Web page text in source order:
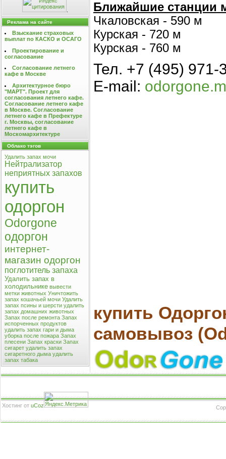
Реклама на сайте
Взыскание страховых
выплат по КАСКО и ОСАГО
Проектирование и
согласование
Согласование летнего
кафе в Москве
Архитектурное бюро
"МАРТ". Проект для
согласования летнего кафе.
Согласование летнего кафе
в Москве. Согласование
летнего кафе в Префектуре
г. Москвы, согласование
летнего кафе в
Москомархитектуре
Облако тэгов
Удалить запах мочи
Нейтрализатор
неприятных запахов
купить
одоргон
Odorgone
одоргон
интернет-
магазин одоргон
поглотитель запаха
Удалить запах в
холодильнике вывести
метки животных Уничтожить
запах кошачьей мочи Удалить
запах псины и шерсти удалить
запах домашних животных
Запах после ремонта Запах
испорченных продуктов
удалить запах гари и дыма
уборка после пожара Запах
плесени Запах краски Запах
сигарет удалить запах
сигаретного дыма удалить
запах табака
Ближайшие станции
Чкаловская - 590 м
Курская - 720 м
Курская - 760 м
Тел. +7 (495) 971-
E-mail:
купить
самовывоз
Хостинг от uCoz